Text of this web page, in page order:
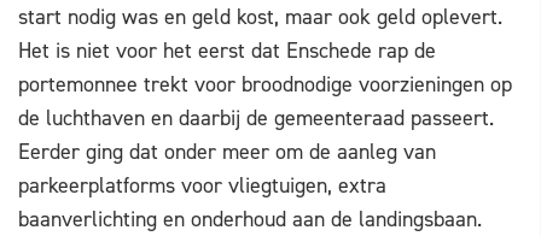
start nodig was en geld kost, maar ook geld oplevert.
Het is niet voor het eerst dat Enschede rap de
portemonnee trekt voor broodnodige voorzieningen op
de luchthaven en daarbij de gemeenteraad passeert.
Eerder ging dat onder meer om de aanleg van
parkeerplatforms voor vliegtuigen, extra
baanverlichting en onderhoud aan de landingsbaan.